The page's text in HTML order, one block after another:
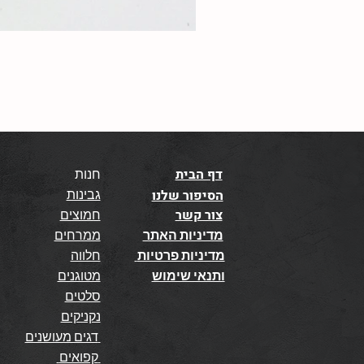
חנות
גבינות
חמוצים
ממרחים
חלווה
מטוגנים
סלטים
נקניקים
דגים מעושנים
קפואים
דף הבית
הסיפור שלנו
צור קשר
מדיניות האתר
ותנאי שימוש